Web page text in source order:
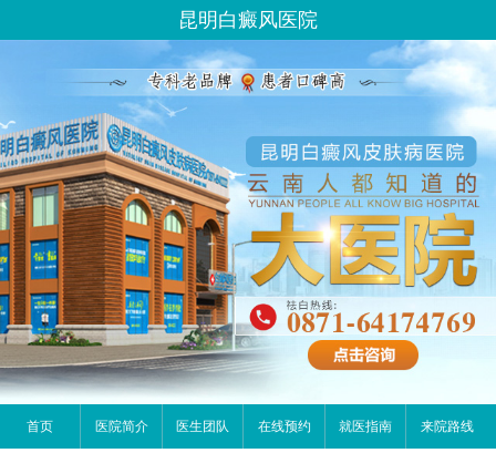
昆明白癜风医院
首页 医院简介 医生团队 在线预约 就医指南 来院路线